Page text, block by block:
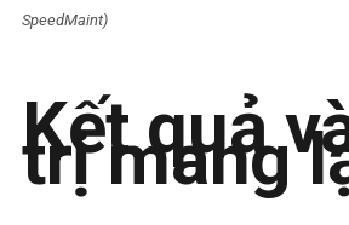
SpeedMaint)
Kết quả
trị mang